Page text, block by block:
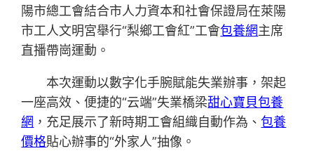
陽市總工會結合市人力資本和社會保證局在萊陽
市工人文明宮舉行“梨鄉工會紅”工會包養網主席
直播帶崗運動。
本次運動以數字化手腕賦能失業辦事，架起
一座高效、便捷的“云端”失業橋梁甜心寶貝包養
網 ，充足展示了新時期工會組織自動作為、包養
價格貼心辦事的“外家人”抽像。